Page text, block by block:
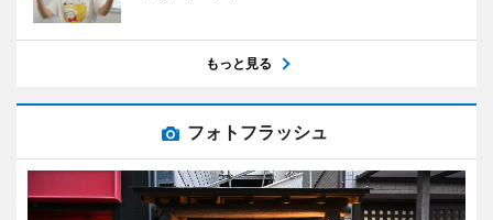
もっと見る
フォトフラッシュ